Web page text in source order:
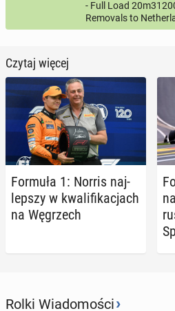
- Full Load
Removals to
Czytaj więcej
Formuła 1: Norris naj­
lep­szy w kwa­li­fi­ka­cjach
na Wę­grzech
Rolki Wiadomości›